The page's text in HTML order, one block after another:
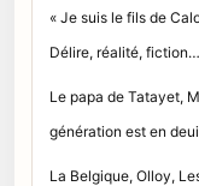
« Je suis le fils de
Délire, réalité,
Le papa de Tatayet,
génération est en
La Belgique, Olloy,